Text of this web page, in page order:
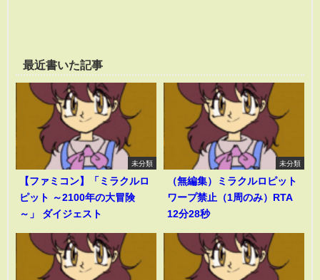
最近書いた記事
未分類
【ファミコン】「ミラクルロ
ピット ～2100年の大冒険
～」 ダイジェスト
未分類
（無編集）ミラクルロピット
ワープ禁止（1周のみ）RTA
12分28秒